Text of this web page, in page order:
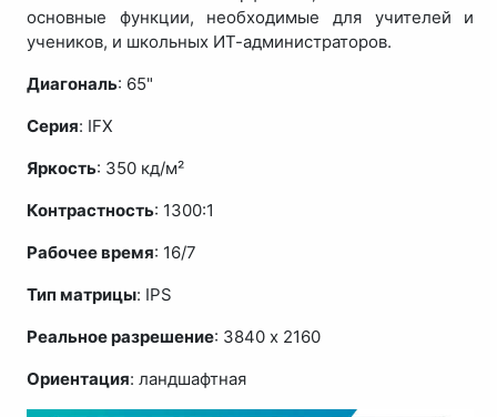
основные функции, необходимые для учителей и
учеников, и школьных ИТ-администраторов.
Диагональ: 65"
Серия: IFX
Яркость: 350 кд/м²
Контрастность: 1300:1
Рабочее время: 16/7
Тип матрицы: IPS
Реальное разрешение: 3840 x 2160
Ориентация: ландшафтная